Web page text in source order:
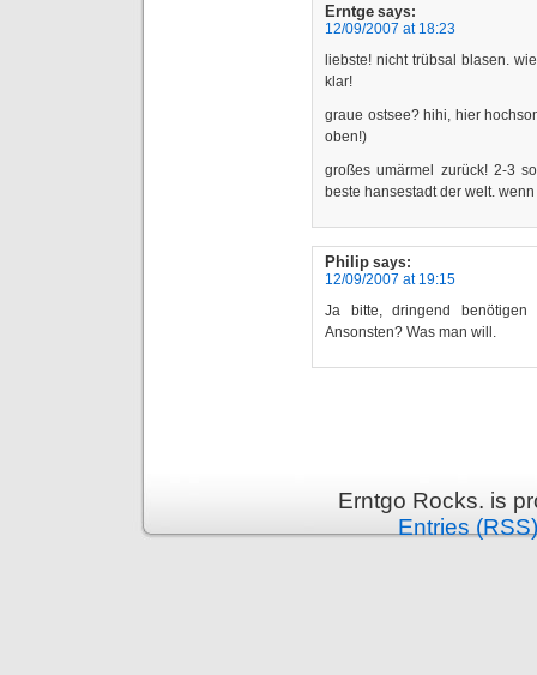
Erntge says:
12/09/2007 at 18:23
liebste! nicht trübsal blasen.
klar!
graue ostsee? hihi, hier
oben!)
großes umärmel zurück! 2-3
beste hansestadt der welt.
Philip says:
12/09/2007 at 19:15
Ja bitte, dringend
Ansonsten? Was man will.
Erntgo Rocks. is
Entries (RSS)